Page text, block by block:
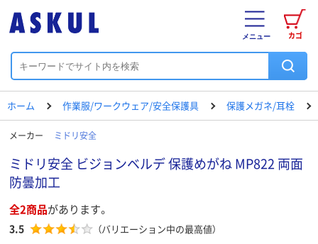
カゴ
メニュー
ホーム 作業服/ワークウェア/安全保護具 保護メガネ/耳栓
メーカー ミドリ安全
ミドリ安全 ビジョンベルデ 保護めがね MP822 両面
防曇加工
全2商品があります。
3.5 （バリエーション中の最高値）